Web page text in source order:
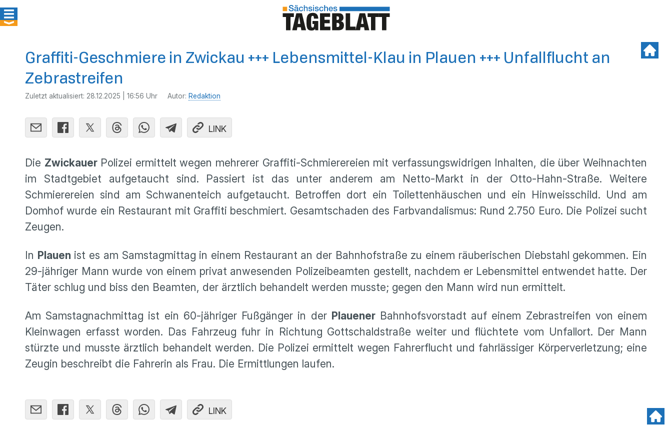
Graffiti-Geschmiere in Zwickau +++ Lebensmittel-Klau in Plauen +++ Unfallflucht an
Zebrastreifen
Zuletzt aktualisiert: 28.12.2025 | 16:56 Uhr Autor: Redaktion
LINK
Die ZwickauerPolizei ermittelt wegen mehrerer Graffiti-Schmierereien mit verfassungswidrigen Inhalten, die über Weihnachten
im Stadtgebiet aufgetaucht sind. Passiert ist das unter anderem am Netto-Markt in der Otto-Hahn-Straße. Weitere
Schmierereien sind am Schwanenteich aufgetaucht. Betroffen dort ein Toilettenhäuschen und ein Hinweisschild. Und am
Domhof wurde ein Restaurant mit Graffiti beschmiert. Gesamtschaden des Farbvandalismus: Rund 2.750 Euro. Die Polizei sucht
Zeugen.
In Plauen ist es am Samstagmittag in einem Restaurant an der Bahnhofstraße zu einem räuberischen Diebstahl gekommen. Ein
29-jähriger Mann wurde von einem privat anwesenden Polizeibeamten gestellt, nachdem er Lebensmittel entwendet hatte. Der
Täter schlug und biss den Beamten, der ärztlich behandelt werden musste; gegen den Mann wird nun ermittelt.
Am Samstagnachmittag ist ein 60-jähriger Fußgänger in der PlauenerBahnhofsvorstadt auf einem Zebrastreifen von einem
Kleinwagen erfasst worden. Das Fahrzeug fuhr in Richtung Gottschaldstraße weiter und flüchtete vom Unfallort. Der Mann
stürzte und musste ärztlich behandelt werden. Die Polizei ermittelt wegen Fahrerflucht und fahrlässiger Körperverletzung; eine
Zeugin beschreibt die Fahrerin als Frau. Die Ermittlungen laufen.
LINK